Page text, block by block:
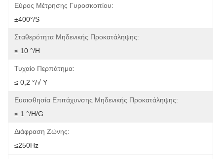
Εύρος Μέτρησης Γυροσκοπίου:
±400°/s
Σταθερότητα Μηδενικής Προκατάληψης:
≤ 10 °/H
Τυχαίο Περπάτημα:
≤ 0,2 °/√ Υ
Ευαισθησία Επιτάχυνσης Μηδενικής Προκατάληψης:
≤ 1 °/H/G
Διάφραση Ζώνης:
≤250Hz